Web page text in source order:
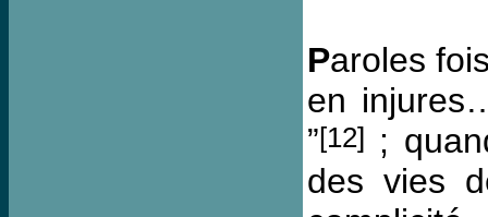
Paroles
en
”[12] ;
des vies